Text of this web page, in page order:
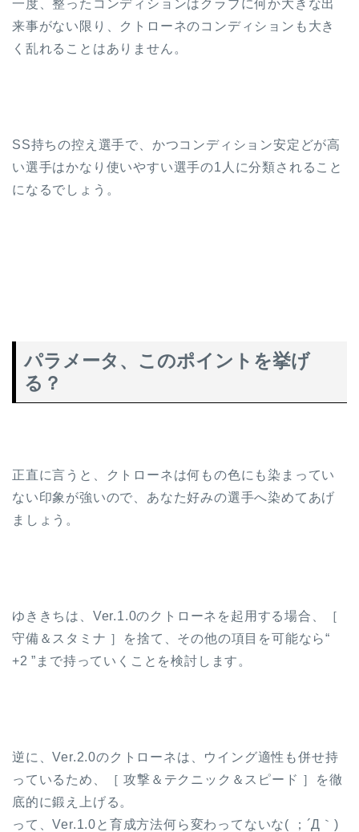
一度、整ったコンディションはクラブに何か大きな出
来事がない限り、クトローネのコンディションも大き
く乱れることはありません。
SS持ちの控え選手で、かつコンディション安定どが高
い選手はかなり使いやすい選手の1人に分類されること
になるでしょう。
パラメータ、このポイントを挙げ
る？
正直に言うと、クトローネは何もの色にも染まってい
ない印象が強いので、あなた好みの選手へ染めてあげ
ましょう。
ゆききちは、Ver.1.0のクトローネを起用する場合、［
守備＆スタミナ ］を捨て、その他の項目を可能なら“
+2 ”まで持っていくことを検討します。
逆に、Ver.2.0のクトローネは、ウイング適性も併せ持
っているため、［ 攻撃＆テクニック＆スピード ］を徹
底的に鍛え上げる。
って、Ver.1.0と育成方法何ら変わってないな( ；´Д｀)